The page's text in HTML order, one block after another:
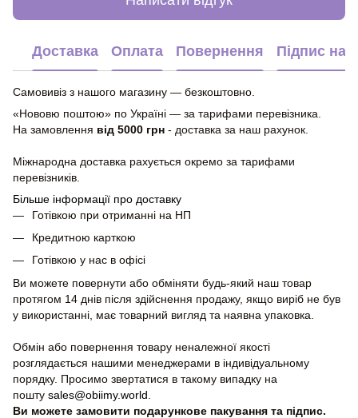
Доставка Оплата Повернення Підпис на
Самовивіз з нашого магазину — безкоштовно.
«Нововю поштою» по Україні — за тарифами перевізника.
На замовлення від 5000 грн - доставка за наш рахунок.
Міжнародна доставка рахується окремо за тарифами
перевізників.
Більше інформації про доставку
Готівкою при отриманні на НП
Кредитною карткою
Готівкою у нас в офісі
Ви можете повернути або обміняти будь-який наш товар
протягом 14 днів після здійснення продажу, якщо виріб не був
у використанні, має товарний вигляд та наявна упаковка.
Обмін або повернення товару неналежної якості
розглядається нашими менеджерами в індивідуальному
порядку. Просимо звертатися в такому випадку на
пошту sales@obiimy.world
Ви можете замовити подарункове пакування та підпис.